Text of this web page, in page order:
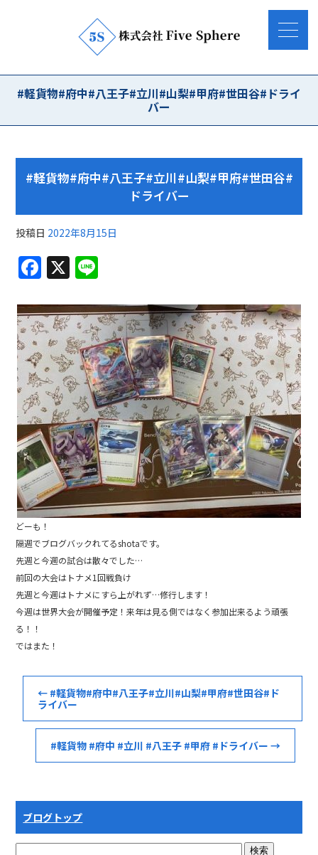
#軽貨物#府中#八王子#立川#山梨#甲府#世田谷#ドライ
バー
#軽貨物#府中#八王子#立川#山梨#甲府#世田谷#
ドライバー
投稿日 2022年8月15日
F
a
c
e
b
o
o
k
X
e
どーも！
隔週でブログバックれてるshotaです。
先週と今週の試合は散々でした…
前回の大会はトナメ1回戦負け
先週と今週はトナメにすら上がれず…修行します！
今週は世界大会が開催予定！来年は見る側ではなく参加出来るよう頑張
る！！
ではまた！
← #軽貨物#府中#八王子#立川#山梨#甲府#世田谷#ド
ライバー
#軽貨物 #府中 #立川 #八王子 #甲府 #ドライバー →
ブログトップ